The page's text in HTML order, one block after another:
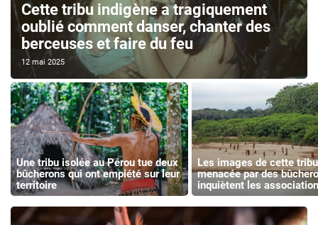
Cette tribu indigène a tragiquement
oublié comment danser, chanter des
berceuses et faire du feu
12 mai 2025
Une tribu isolée au Pérou tue deux
bûcherons qui ont empiété sur leur
territoire
Les images de cette
menacée par des
inquiètent les